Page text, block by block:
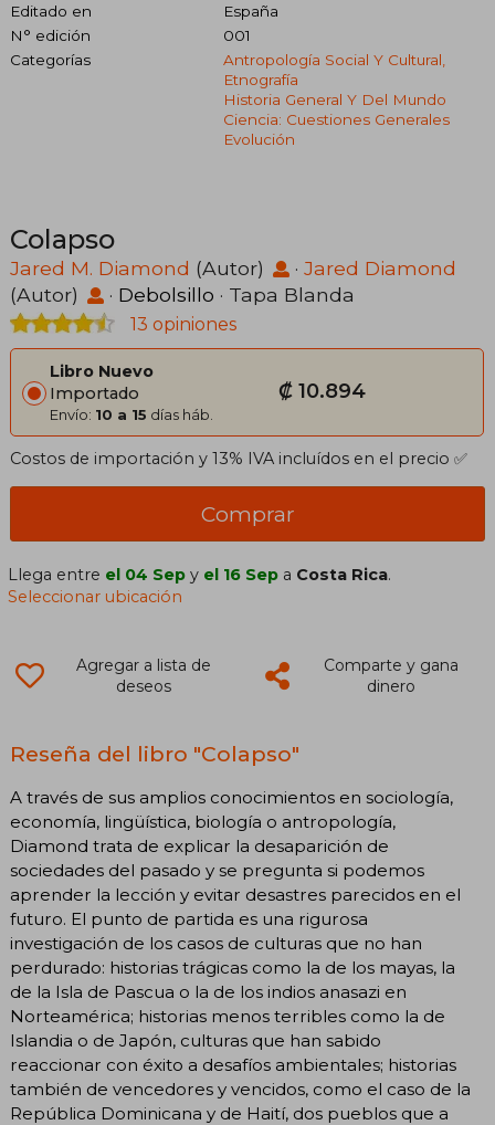
Editado en
España
N° edición
001
Categorías
Antropología Social Y Cultural,
Etnografía
Historia General Y Del Mundo
Ciencia: Cuestiones Generales
Evolución
Colapso
Jared M. Diamond (Autor) · Jared Diamond
(Autor)
· Debolsillo · Tapa Blanda
13 opiniones
Libro Nuevo
Importado
Envío: 10 a 15 días háb.
₡ 10.894
Costos de importación y 13% IVA incluídos en el precio ✅
Comprar
Llega entre el 04 Sep y el 16 Sep a Costa Rica.
Seleccionar ubicación
Agregar a lista de
deseos
Comparte y gana
dinero
Reseña del libro "Colapso"
A través de sus amplios conocimientos en sociología,
economía, lingüística, biología o antropología,
Diamond trata de explicar la desaparición de
sociedades del pasado y se pregunta si podemos
aprender la lección y evitar desastres parecidos en el
futuro. El punto de partida es una rigurosa
investigación de los casos de culturas que no han
perdurado: historias trágicas como la de los mayas, la
de la Isla de Pascua o la de los indios anasazi en
Norteamérica; historias menos terribles como la de
Islandia o de Japón, culturas que han sabido
reaccionar con éxito a desafíos ambientales; historias
también de vencedores y vencidos, como el caso de la
República Dominicana y de Haití, dos pueblos que a